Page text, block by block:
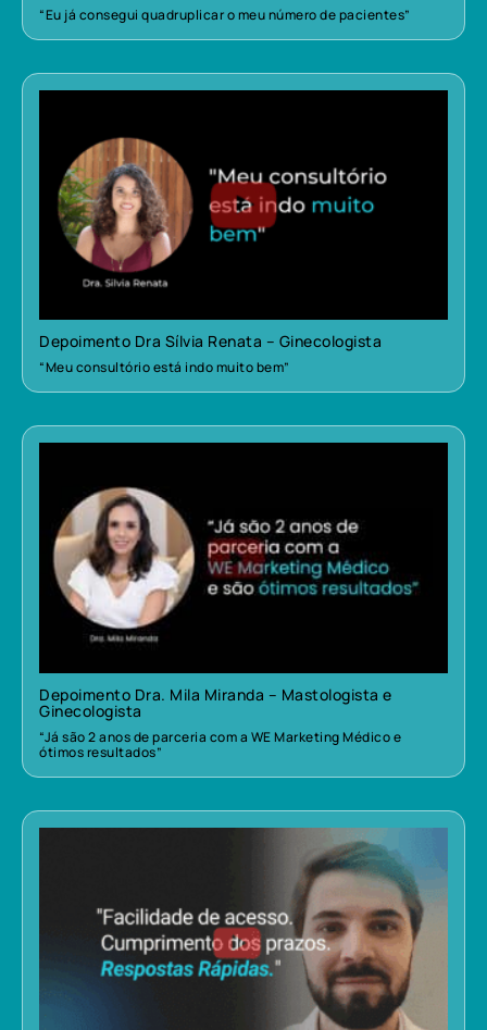
“Eu já consegui quadruplicar o meu número de pacientes”
Depoimento Dra Sílvia Renata – Ginecologista
“Meu consultório está indo muito bem”
Depoimento Dra. Mila Miranda – Mastologista e
Ginecologista
“Já são 2 anos de parceria com a WE Marketing Médico e
ótimos resultados”